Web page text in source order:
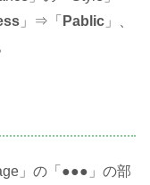
」⇒「 Pablic 」、
」の「●●●」の部